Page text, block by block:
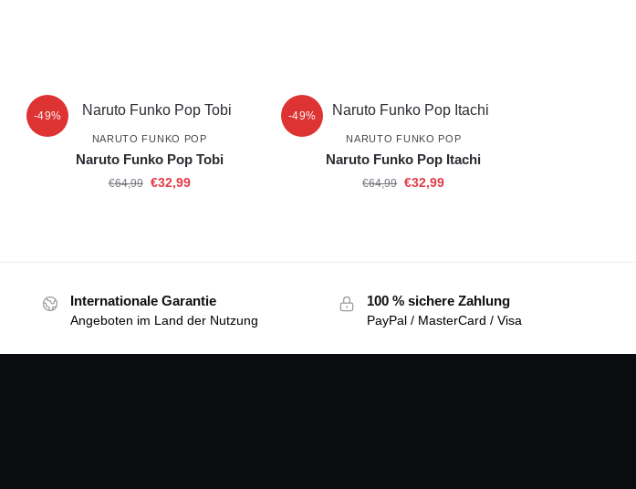
-49%
NARUTO FUNKO POP
Naruto Funko Pop Tobi
€64,99 €32,99
-49%
NARUTO FUNKO POP
Naruto Funko Pop Itachi
€64,99 €32,99
Internationale Garantie
Angeboten im Land der Nutzung
100 % sichere Zahlung
PayPal / MasterCard / Visa